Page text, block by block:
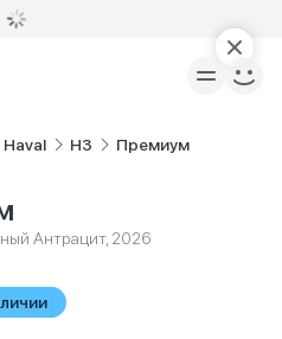
Haval H3 Премиум
Антрацит, 2026